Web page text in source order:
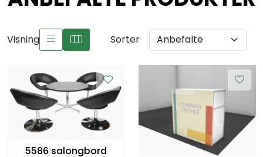
Visning Sorter
5586 salongbord